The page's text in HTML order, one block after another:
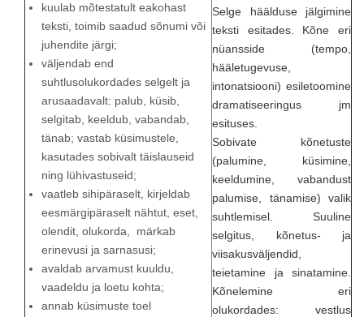
kuulab mõtestatult eakohast
teksti, toimib saadud sõnumi või
juhendite järgi;
väljendab end
suhtlusolukordades selgelt ja
arusaadavalt: palub, küsib,
selgitab, keeldub, vabandab,
tänab; vastab küsimustele,
kasutades sobivalt täislauseid
ning lühivastuseid;
vaatleb sihipäraselt, kirjeldab
eesmärgipäraselt nähtut, eset,
olendit, olukorda, märkab
erinevusi ja sarnasusi;
avaldab arvamust kuuldu,
vaadeldu ja loetu kohta;
annab küsimuste toel
Selge häälduse jälgimine
teksti esitades. Kõne eri
nüansside (tempo,
hääletugevuse,
intonatsiooni) esiletoomine
dramatiseeringus jm
esituses.
Sobivate kõnetuste
(palumine, küsimine,
keeldumine, vabandust
palumise, tänamise) valik
suhtlemisel. Suuline
selgitus, kõnetus- ja
viisakusväljendid,
teietamine ja sinatamine.
Kõnelemine eri
olukordades: vestlus